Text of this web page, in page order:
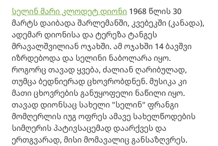
სელინ მარი კლოდეტ დიონი 1968 წლის 30
მარტს დაიბადა შარლემანში, კვებეკში (კანადა),
ადემარ დიონისა და ტერეზა ტანგეს
მრავალშვილიან ოჯახში. ამ ოჯახში 14 ბავშვი
იზრდებოდა და სელინი ნაბოლარა იყო.
როგორც თავად ყვება, ძალიან ღარიბულად,
თუმცა ბედნიერად ცხოვრობდნენ. მუსიკა კი
მათი ცხოვრების განუყოფელი ნაწილი იყო.
თავად დიონსაც სახელი "სელინ" ფრანგი
მომღერლის იუგ ოფრეს ამავე სახელწოდების
სიმღერის პატივსაცემად დაარქვეს და
ერთგვარად, მისი მომავალიც განსაზღვრეს.